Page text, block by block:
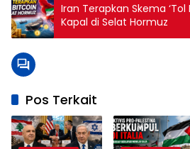
Iran Terapkan Skema ‘Tol
Kapal di Selat Hormuz
Pos Terkait